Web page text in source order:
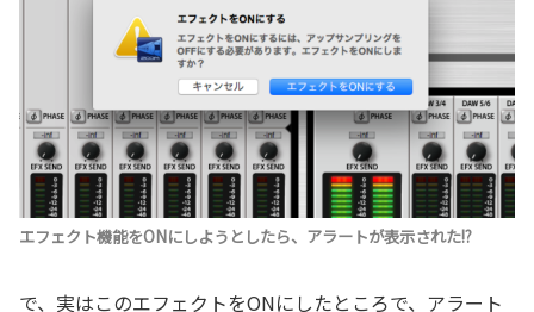
エフェクト機能をONにしようとしたら、アラートが表示された!?
で、実はこのエフェクトをONにしたところで、アラート